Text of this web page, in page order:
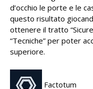
d’occhio le porte e le
questo risultato
ottenere il tratto
“Tecniche” per poter
superiore.
Factotum